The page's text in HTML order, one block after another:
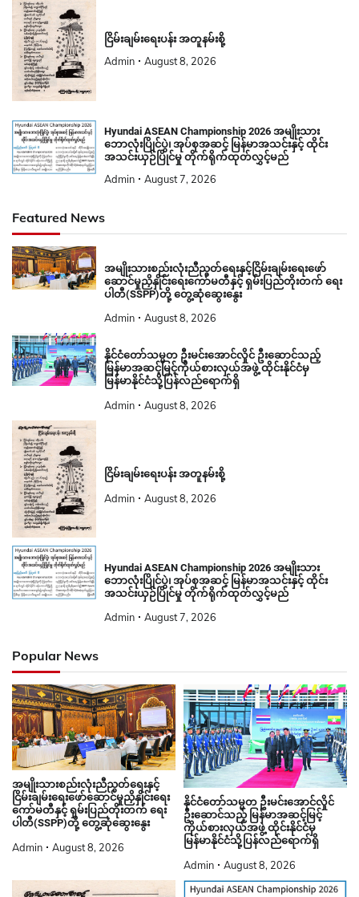
ငြိမ်းချမ်းရေးပန်း အတူနမ်းစို့
Admin August 8, 2026
Hyundai ASEAN Championship 2026 အမျိုးသား
ဘောလုံးပြိုင်ပွဲ၊ အုပ်စုအဆင့် မြန်မာအသင်းနှင့် ထိုင်း
အသင်းယှဉ်ပြိုင်မှု တိုက်ရိုက်ထုတ်လွှင့်မည်
Admin August 7, 2026
Featured News
အမျိုးသားစည်းလုံးညီညွတ်ရေးနှင့်ငြိမ်းချမ်းရေးဖော်
ဆောင်မှုညှိနှိုင်းရေးကော်မတီနှင့် ရှမ်းပြည်တိုးတက် ရေး
ပါတီ(SSPP)တို့ တွေ့ဆုံဆွေးနွေး
Admin August 8, 2026
နိုင်ငံတော်သမ္မတ ဦးမင်းအောင်လှိုင် ဦးဆောင်သည့်
မြန်မာအဆင့်မြင့်ကိုယ်စားလှယ်အဖွဲ့ ထိုင်းနိုင်ငံမှ
မြန်မာနိုင်ငံသို့ပြန်လည်ရောက်ရှိ
Admin August 8, 2026
ငြိမ်းချမ်းရေးပန်း အတူနမ်းစို့
Admin August 8, 2026
Hyundai ASEAN Championship 2026 အမျိုးသား
ဘောလုံးပြိုင်ပွဲ၊ အုပ်စုအဆင့် မြန်မာအသင်းနှင့် ထိုင်း
အသင်းယှဉ်ပြိုင်မှု တိုက်ရိုက်ထုတ်လွှင့်မည်
Admin August 7, 2026
Popular News
အမျိုးသားစည်းလုံးညီညွတ်ရေးနှင့်
ငြိမ်းချမ်းရေးဖော်ဆောင်မှုညှိနှိုင်းရေး
ကော်မတီနှင့် ရှမ်းပြည်တိုးတက် ရေး
ပါတီ(SSPP)တို့ တွေ့ဆုံဆွေးနွေး
Admin August 8, 2026
နိုင်ငံတော်သမ္မတ ဦးမင်းအောင်လှိုင်
ဦးဆောင်သည့် မြန်မာအဆင့်မြင့်
ကိုယ်စားလှယ်အဖွဲ့ ထိုင်းနိုင်ငံမှ
မြန်မာနိုင်ငံသို့ပြန်လည်ရောက်ရှိ
Admin August 8, 2026